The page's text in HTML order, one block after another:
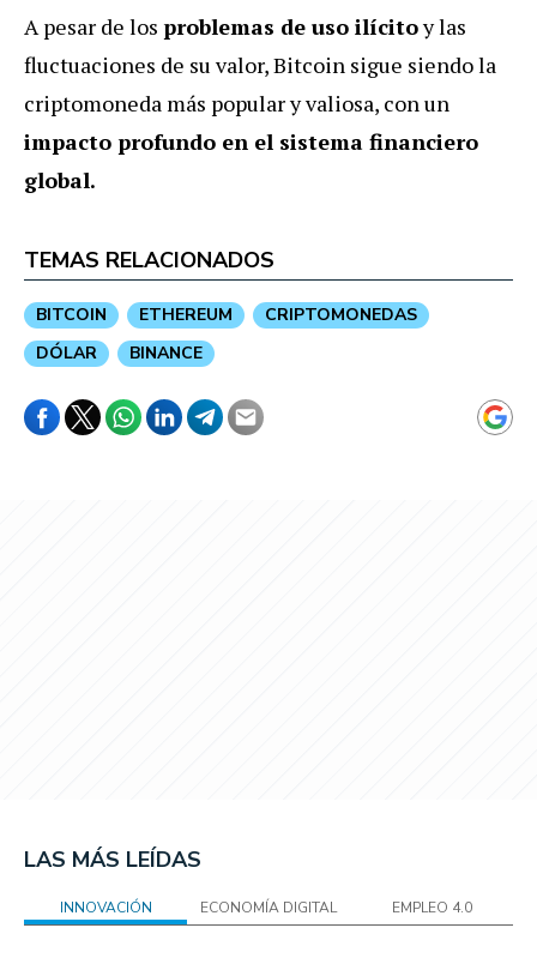
A pesar de los problemas de uso ilícitoy las
fluctuaciones de su valor, Bitcoin sigue siendo la
criptomoneda más popular y valiosa, con un
impacto profundo en el sistema financiero
global.
TEMAS RELACIONADOS
BITCOIN ETHEREUM
CRIPTOMONEDAS
DÓLAR
BINANCE
LAS MÁS LEÍDAS
INNOVACIÓN ECONOMÍA DIGITAL EMPLEO 4.0